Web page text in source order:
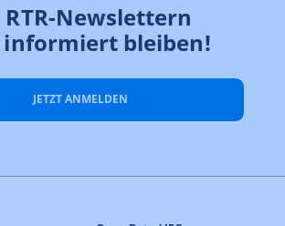
Newslettern
bleiben!
JETZT ANMELDEN